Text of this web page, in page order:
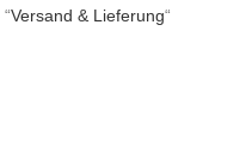
Versand & Lieferung“